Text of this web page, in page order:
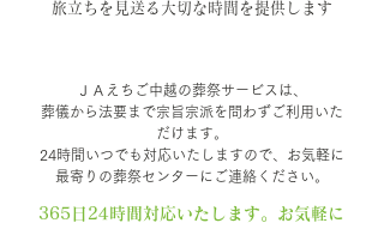
旅立ちを見送る大切な時間を提供します
ＪＡえちご中越の葬祭サービスは、
葬儀から法要まで宗旨宗派を問わずご利用いた
だけます。
24時間いつでも対応いたしますので、お気軽に
最寄りの葬祭センターにご連絡ください。
365日24時間対応いたします。お気軽に